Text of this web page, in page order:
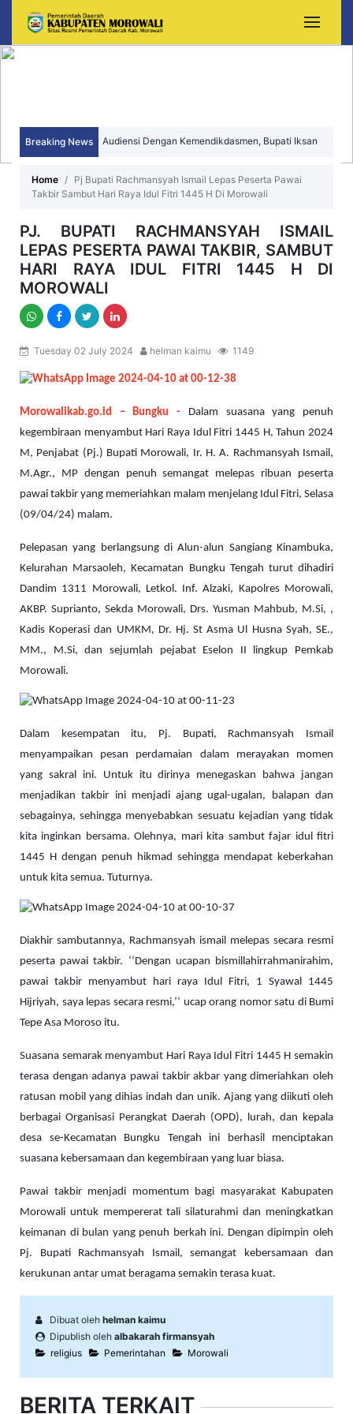
Breaking News
HUT ke-15 Kecamatan Bungku Timur
Pendidikan Morowali
Home
Pj Bupati Rachmansyah Ismail Lepas Peserta Pawai
Takbir Sambut Hari Raya Idul Fitri 1445 H Di Morowali
PJ. BUPATI RACHMANSYAH ISMAIL
LEPAS PESERTA PAWAI TAKBIR, SAMBUT
HARI RAYA IDUL FITRI 1445 H DI
MOROWALI
Tuesday 02 July 2024 helman kaimu 1149
Morowalikab.go.id – Bungku - Dalam suasana yang penuh
kegembiraan menyambut Hari Raya Idul Fitri 1445 H, Tahun 2024
M, Penjabat (Pj.) Bupati Morowali, Ir. H. A. Rachmansyah Ismail,
M.Agr., MP dengan penuh semangat melepas ribuan peserta
pawai takbir yang memeriahkan malam menjelang Idul Fitri, Selasa
(09/04/24) malam.
Pelepasan yang berlangsung di Alun-alun Sangiang Kinambuka,
Kelurahan Marsaoleh, Kecamatan Bungku Tengah turut dihadiri
Dandim 1311 Morowali, Letkol. Inf. Alzaki, Kapolres Morowali,
AKBP. Suprianto, Sekda Morowali, Drs. Yusman Mahbub, M.Si, ,
Kadis Koperasi dan UMKM, Dr. Hj. St Asma Ul Husna Syah, SE.,
MM., M.Si, dan sejumlah pejabat Eselon II lingkup Pemkab
Morowali.
Dalam kesempatan itu, Pj. Bupati, Rachmansyah Ismail
menyampaikan pesan perdamaian dalam merayakan momen
yang sakral ini. Untuk itu dirinya menegaskan bahwa jangan
menjadikan takbir ini menjadi ajang ugal-ugalan, balapan dan
sebagainya, sehingga menyebabkan sesuatu kejadian yang tidak
kita inginkan bersama. Olehnya, mari kita sambut fajar idul fitri
1445 H dengan penuh hikmad sehingga mendapat keberkahan
untuk kita semua. Tuturnya.
Diakhir sambutannya, Rachmansyah ismail melepas secara resmi
peserta pawai takbir. ‘’Dengan ucapan bismillahirrahmanirahim,
pawai takbir menyambut hari raya Idul Fitri, 1 Syawal 1445
Hijriyah, saya lepas secara resmi,’’ ucap orang nomor satu di Bumi
Tepe Asa Moroso itu.
Suasana semarak menyambut Hari Raya Idul Fitri 1445 H semakin
terasa dengan adanya pawai takbir akbar yang dimeriahkan oleh
ratusan mobil yang dihias indah dan unik. Ajang yang diikuti oleh
berbagai Organisasi Perangkat Daerah (OPD), lurah, dan kepala
desa se-Kecamatan Bungku Tengah ini berhasil menciptakan
suasana kebersamaan dan kegembiraan yang luar biasa.
Pawai takbir menjadi momentum bagi masyarakat Kabupaten
Morowali untuk mempererat tali silaturahmi dan meningkatkan
keimanan di bulan yang penuh berkah ini. Dengan dipimpin oleh
Pj. Bupati Rachmansyah Ismail, semangat kebersamaan dan
kerukunan antar umat beragama semakin terasa kuat.
Dibuat oleh helman kaimu
Dipublish oleh albakarah firmansyah
religius
Pemerintahan Morowali
BERITA TERKAIT